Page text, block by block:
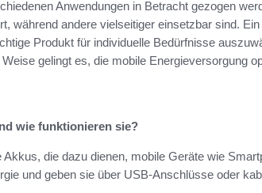
Anwendungen in Betracht gezogen
während andere vielseitiger einsetzbar sind.
Produkt für individuelle Bedürfnisse
gelingt es, die mobile Energieversorgung
wie funktionieren sie?
die dazu dienen, mobile Geräte wie
und geben sie über USB-Anschlüsse oder